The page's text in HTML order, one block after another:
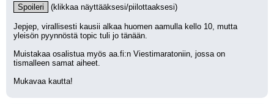
Spoileri (klikkaa näyttääksesi/piilottaaksesi)
Jepjep, virallisesti kausii alkaa huomen aamulla kello 10, mutta
yleisön pyynnöstä topic tuli jo tänään.
Muistakaa osalistua myös aa.fi:n Viestimaratoniin, jossa on
tismalleen samat aiheet.
Mukavaa kautta!